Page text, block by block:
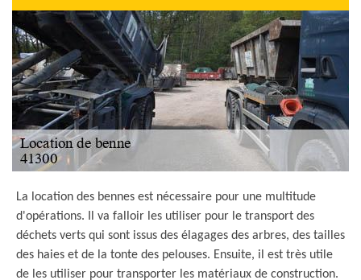
La location des bennes est nécessaire pour une multitude
d'opérations. Il va falloir les utiliser pour le transport des
déchets verts qui sont issus des élagages des arbres, des tailles
des haies et de la tonte des pelouses. Ensuite, il est très utile
de les utiliser pour transporter les matériaux de construction.